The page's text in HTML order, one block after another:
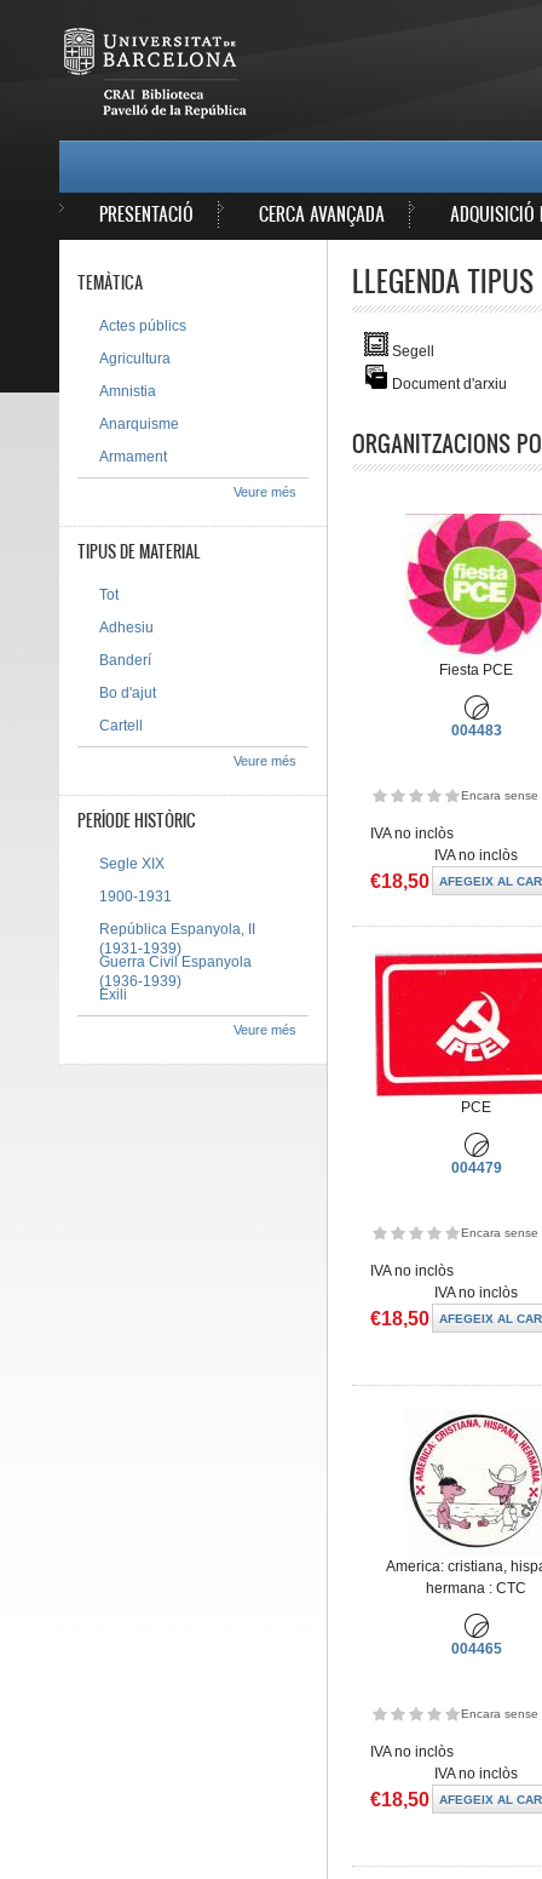
PRESENTACIÓ CERCA AVANÇADA ADQUISICIÓ
LLEGENDA
Segell
Document d'arxiu
ORGANITZACIONS
Fiesta PCE
004483
Encara sense
IVA no inclòs
IVA no inclòs
€18,50
PCE
004479
Encara sense
IVA no inclòs
IVA no inclòs
€18,50
America: cristiana,
hermana : CTC
004465
Encara sense
IVA no inclòs
IVA no inclòs
€18,50
TEMÀTICA
Actes públics
Agricultura
Amnistia
Anarquisme
Armament
Veure més
TIPUS DE MATERIAL
Tot
Adhesiu
Banderí
Bo d'ajut
Cartell
Veure més
PERÍODE HISTÒRIC
Segle XIX
1900-1931
República Espanyola, II
(1931-1939)
Guerra Civil Espanyola
(1936-1939)
Exili
Veure més